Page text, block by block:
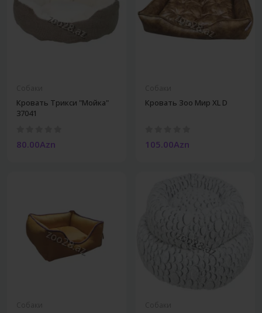
Кровать Трикси "Мойка"
37041
80.00Azn
Кровать Зоо Мир XL D
105.00Azn